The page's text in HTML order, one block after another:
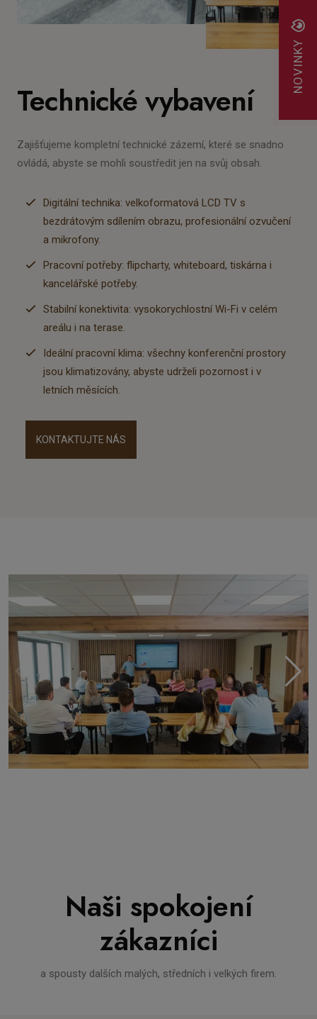
Technické vybavení
Zajišťujeme kompletní technické zázemí, které se snadno
ovládá, abyste se mohli soustředit jen na svůj obsah.
Digitální technika: velkoformatová LCD TV s
bezdrátovým sdílením obrazu, profesionální ozvučení
a mikrofony.
Pracovní potřeby: flipcharty, whiteboard, tiskárna i
kancelářské potřeby.
Stabilní konektivita: vysokorychlostní Wi-Fi v celém
areálu i na terase.
Ideální pracovní klima: všechny konferenční prostory
jsou klimatizovány, abyste udrželi pozornost i v
letních měsících.
KONTAKTUJTE NÁS
Naši spokojení
zákazníci
a spousty dalších malých, středních i velkých firem.
NOVINKY